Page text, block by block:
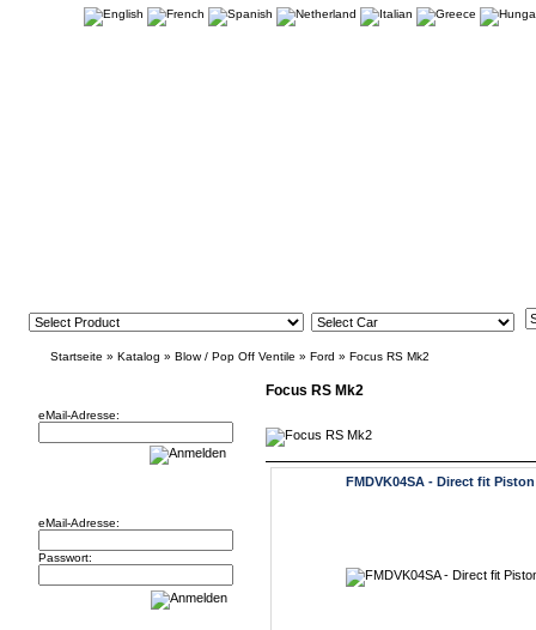
Startseite » Katalog » Blow / Pop Off Ventile » Ford » Focus RS Mk2
eMail-Adresse:
eMail-Adresse:
Passwort:
Focus RS Mk2
FMDVK04SA - Direct fit